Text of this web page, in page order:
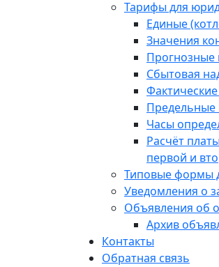
Тарифы для
Единые
Значения
Прогнозные
Сбытовая
Предельные
Часы
Расчёт
первой и
Типовые формы
Уведомления о
Объявления об
Архив
Контакты
Обратная связь